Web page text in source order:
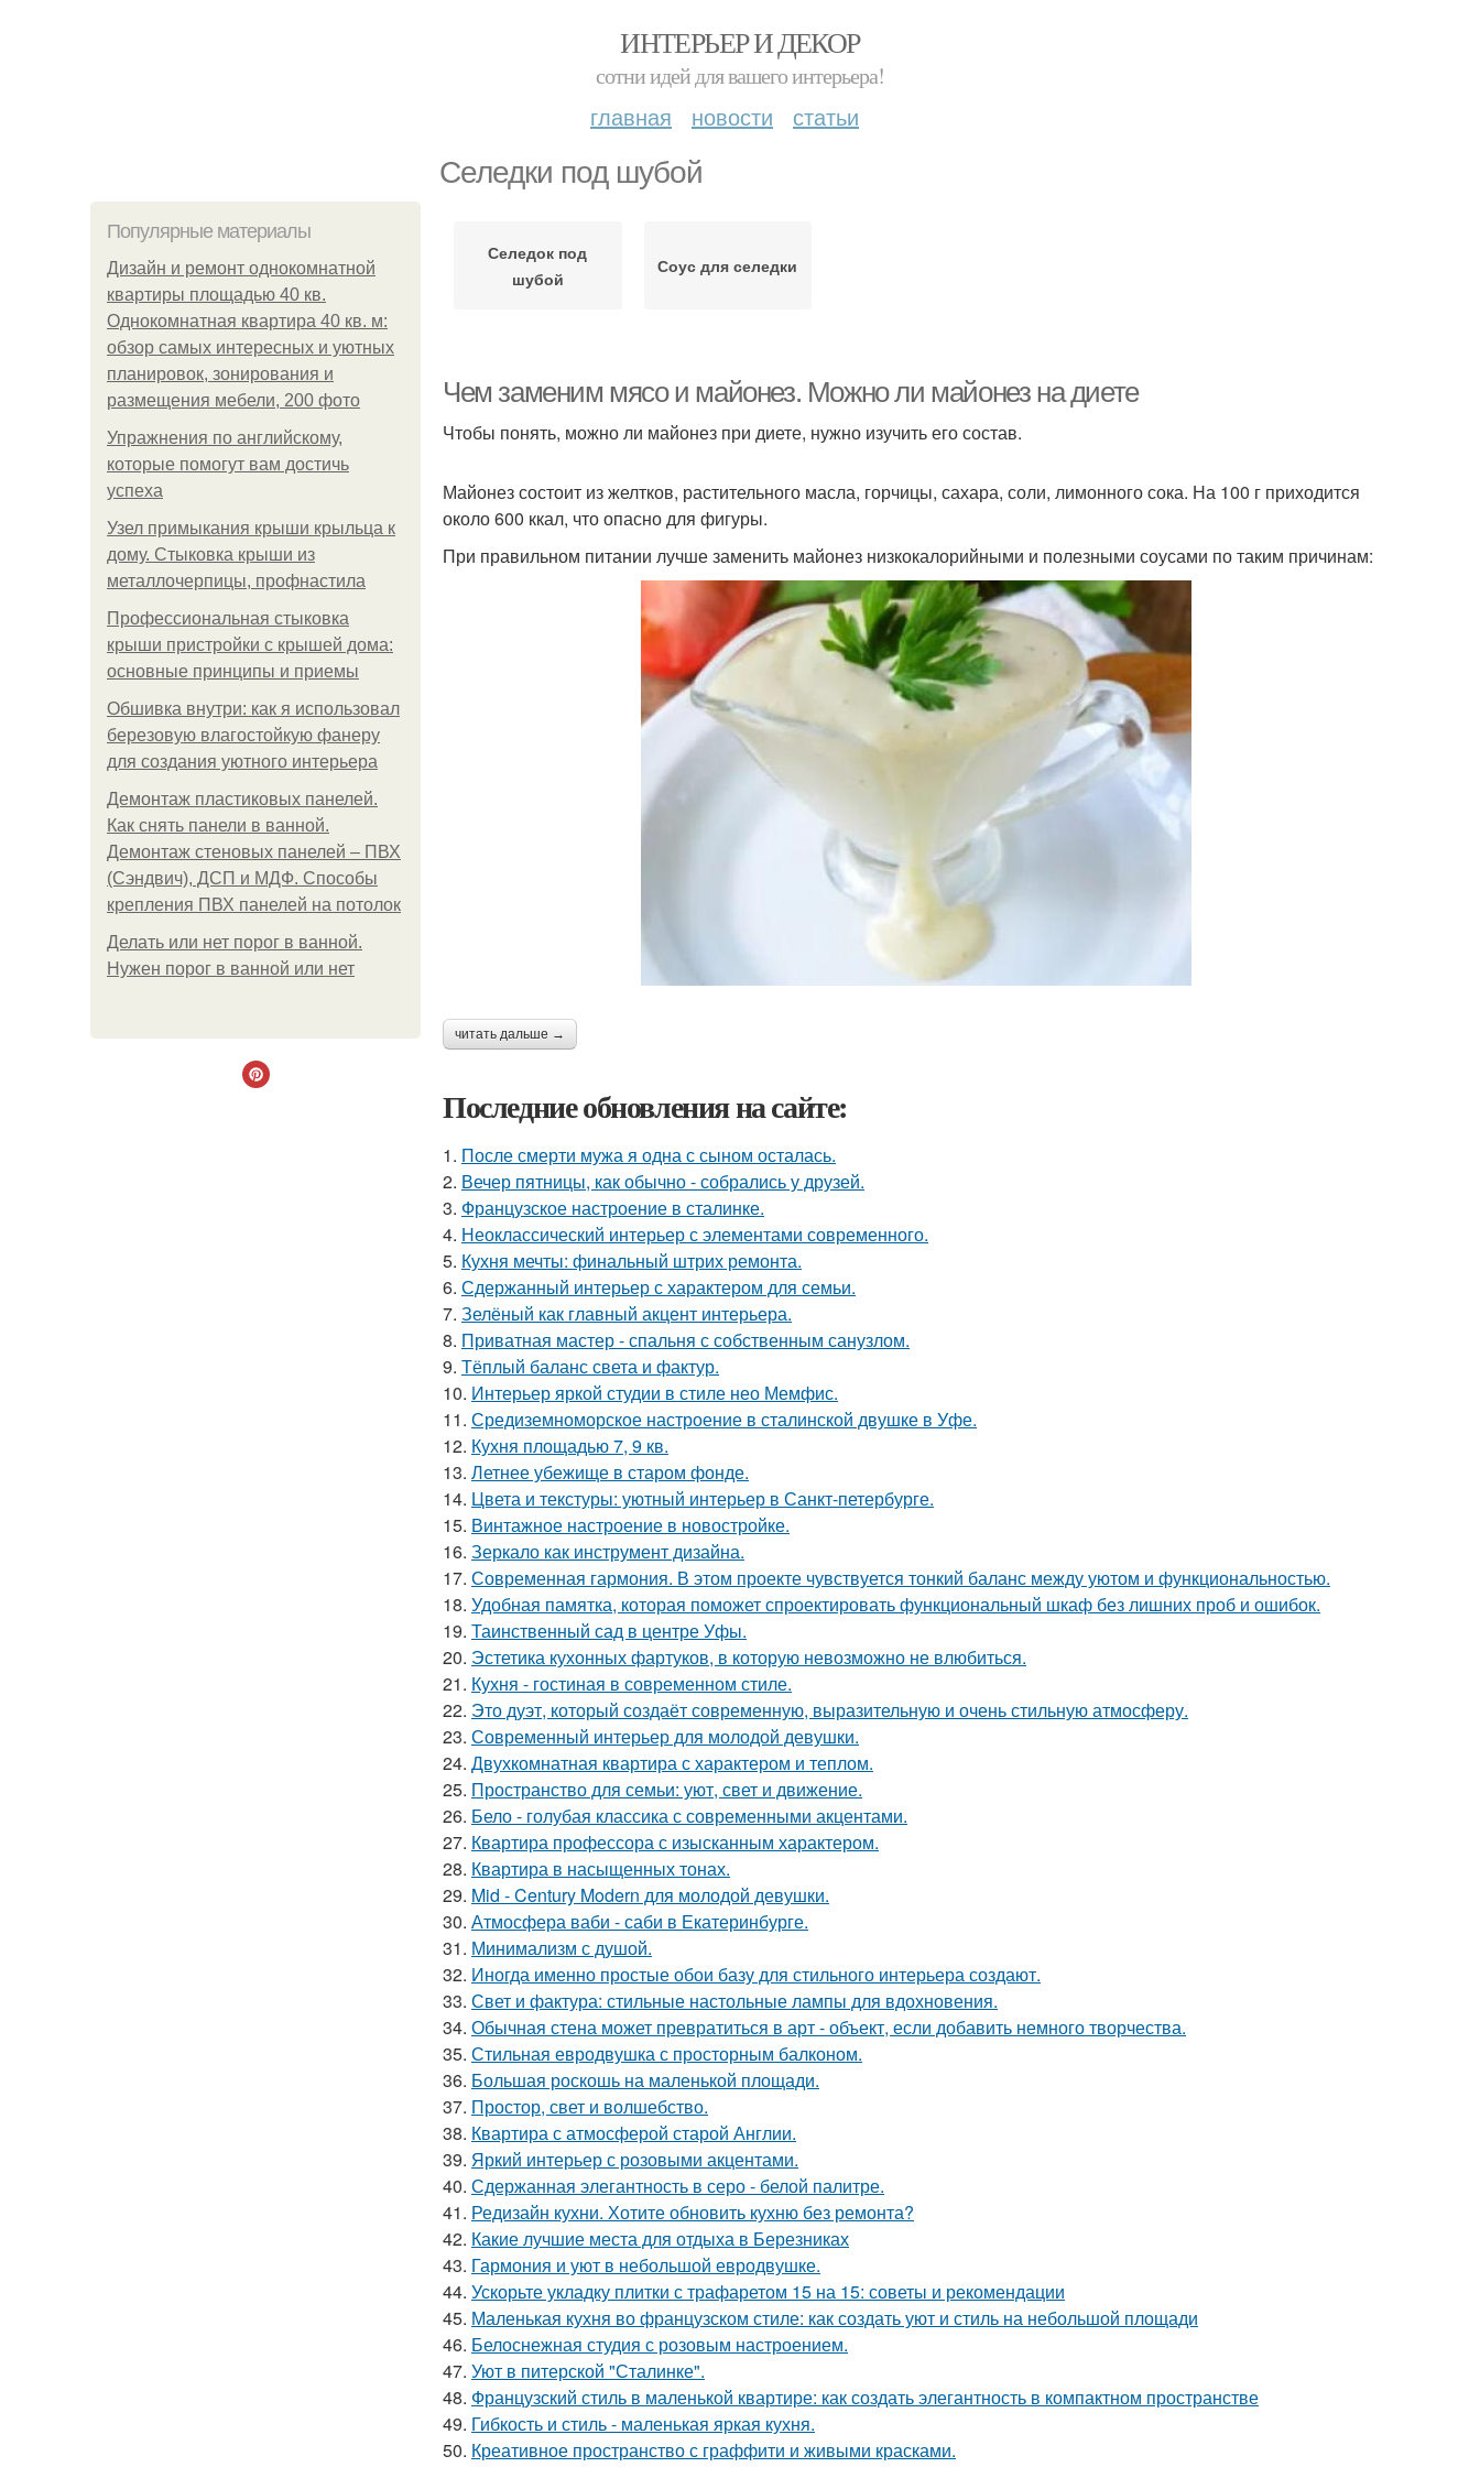
ИНТЕРЬЕР И ДЕКОР
сотни идей для вашего интерьера!
главная новости статьи
Селедки под шубой
Популярные материалы
Дизайн и ремонт однокомнатной
квартиры площадью 40 кв.
Однокомнатная квартира 40 кв. м:
обзор самых интересных и уютных
планировок, зонирования и
размещения мебели, 200 фото
Упражнения по английскому,
которые помогут вам достичь
успеха
Узел примыкания крыши крыльца к
дому. Стыковка крыши из
металлочерпицы, профнастила
Профессиональная стыковка
крыши пристройки с крышей дома:
основные принципы и приемы
Обшивка внутри: как я использовал
березовую влагостойкую фанеру
для создания уютного интерьера
Демонтаж пластиковых панелей.
Как снять панели в ванной.
Демонтаж стеновых панелей – ПВХ
(Сэндвич), ДСП и МДФ. Способы
крепления ПВХ панелей на потолок
Делать или нет порог в ванной.
Нужен порог в ванной или нет
Селедок под
шубой
Соус для селедки
Чем заменим мясо и майонез. Можно ли майонез на диете
Чтобы понять, можно ли майонез при диете, нужно изучить его состав.
Майонез состоит из желтков, растительного масла, горчицы, сахара, соли, лимонного сока. На 100 г приходится
около 600 ккал, что опасно для фигуры.
При правильном питании лучше заменить майонез низкокалорийными и полезными соусами по таким причинам:
читать дальше →
Последние обновления на сайте:
1. После смерти мужа я одна с сыном осталась.
2. Вечер пятницы, как обычно - собрались у друзей.
3. Французское настроение в сталинке.
4. Неоклассический интерьер с элементами современного.
5. Кухня мечты: финальный штрих ремонта.
6. Сдержанный интерьер с характером для семьи.
7. Зелёный как главный акцент интерьера.
8. Приватная мастер - спальня с собственным санузлом.
9. Тёплый баланс света и фактур.
10. Интерьер яркой студии в стиле нео Мемфис.
11. Средиземноморское настроение в сталинской двушке в Уфе.
12. Кухня площадью 7, 9 кв.
13. Летнее убежище в старом фонде.
14. Цвета и текстуры: уютный интерьер в Санкт-петербурге.
15. Винтажное настроение в новостройке.
16. Зеркало как инструмент дизайна.
17. Современная гармония. В этом проекте чувствуется тонкий баланс между уютом и функциональностью.
18. Удобная памятка, которая поможет спроектировать функциональный шкаф без лишних проб и ошибок.
19. Таинственный сад в центре Уфы.
20. Эстетика кухонных фартуков, в которую невозможно не влюбиться.
21. Кухня - гостиная в современном стиле.
22. Это дуэт, который создаёт современную, выразительную и очень стильную атмосферу.
23. Современный интерьер для молодой девушки.
24. Двухкомнатная квартира с характером и теплом.
25. Пространство для семьи: уют, свет и движение.
26. Бело - голубая классика с современными акцентами.
27. Квартира профессора с изысканным характером.
28. Квартира в насыщенных тонах.
29. Mid - Century Modern для молодой девушки.
30. Атмосфера ваби - саби в Екатеринбурге.
31. Минимализм с душой.
32. Иногда именно простые обои базу для стильного интерьера создают.
33. Свет и фактура: стильные настольные лампы для вдохновения.
34. Обычная стена может превратиться в арт - объект, если добавить немного творчества.
35. Стильная евродвушка с просторным балконом.
36. Большая роскошь на маленькой площади.
37. Простор, свет и волшебство.
38. Квартира с атмосферой старой Англии.
39. Яркий интерьер с розовыми акцентами.
40. Сдержанная элегантность в серо - белой палитре.
41. Редизайн кухни. Хотите обновить кухню без ремонта?
42. Какие лучшие места для отдыха в Березниках
43. Гармония и уют в небольшой евродвушке.
44. Ускорьте укладку плитки с трафаретом 15 на 15: советы и рекомендации
45. Маленькая кухня во французском стиле: как создать уют и стиль на небольшой площади
46. Белоснежная студия с розовым настроением.
47. Уют в питерской "Сталинке".
48. Французский стиль в маленькой квартире: как создать элегантность в компактном пространстве
49. Гибкость и стиль - маленькая яркая кухня.
50. Креативное пространство с граффити и живыми красками.